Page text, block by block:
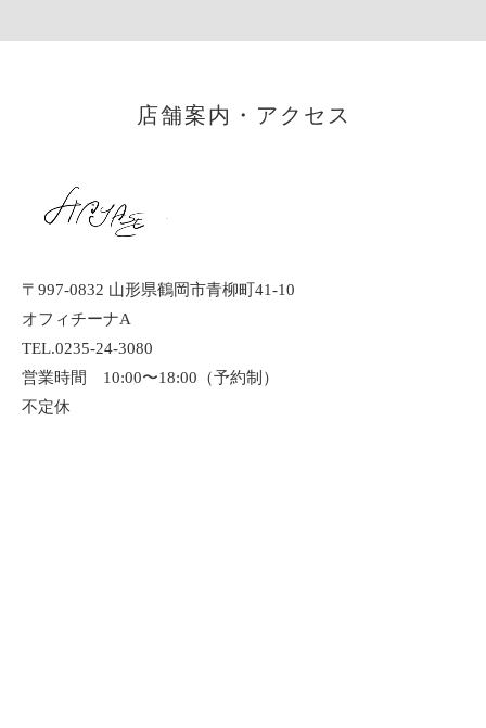
店舗案内・アクセス
〒997-0832 山形県鶴岡市青柳町41-10
オフィチーナA
TEL.0235-24-3080
営業時間 10:00〜18:00（予約制）
不定休